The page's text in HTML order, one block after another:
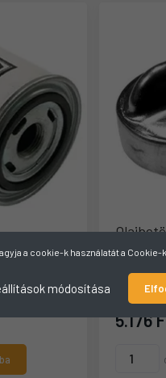
5.176
a cookie-k használatát a
módosítása